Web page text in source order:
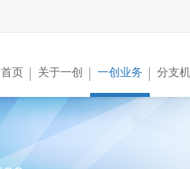
首页 关于一创 一创业务 分支